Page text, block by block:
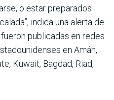
o estar preparados
indica una alerta de
publicadas en redes
en Amán,
Kuwait, Bagdad, Riad,